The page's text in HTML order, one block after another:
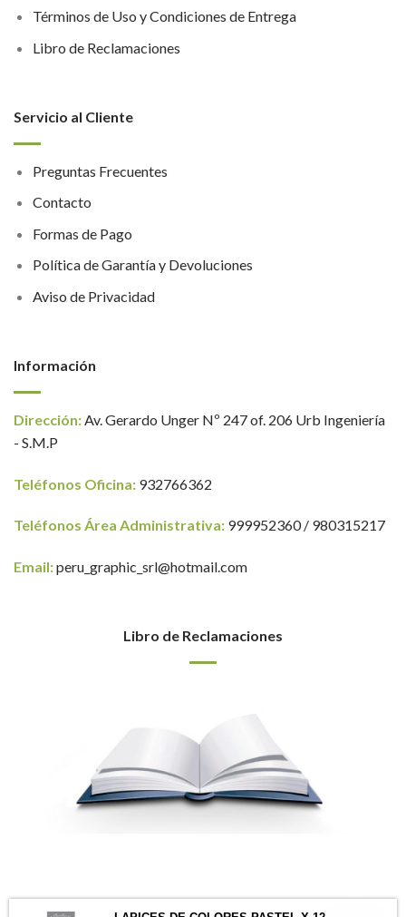
Términos de Uso y Condiciones de Entrega
Libro de Reclamaciones
Servicio al Cliente
Preguntas Frecuentes
Contacto
Formas de Pago
Política de Garantía y Devoluciones
Aviso de Privacidad
Información
Dirección:Av. Gerardo Unger Nº 247 of. 206 Urb Ingeniería
- S.M.P
Teléfonos Oficina: 932766362
Teléfonos Área Administrativa: 999952360 / 980315217
Email:peru_graphic_srl@hotmail.com
Libro de Reclamaciones